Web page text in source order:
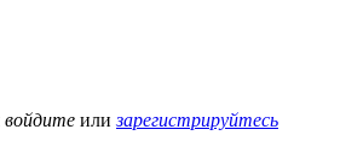
войдите илизарегистрируйтесь